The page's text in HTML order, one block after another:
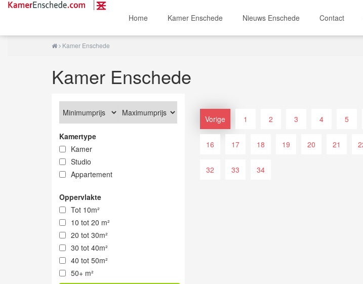
Home Kamer Enschede Nieuws Enschede Contact
Kamer Enschede
Kamer Enschede
Kamertype
Kamer
Studio
Appartement
Oppervlakte
Tot 10m²
10 tot 20 m²
20 tot 30m²
30 tot 40m²
40 tot 50m²
50+ m²
Vorige 1 2 3 4 5
16 17 18 19 20 21
32 33 34